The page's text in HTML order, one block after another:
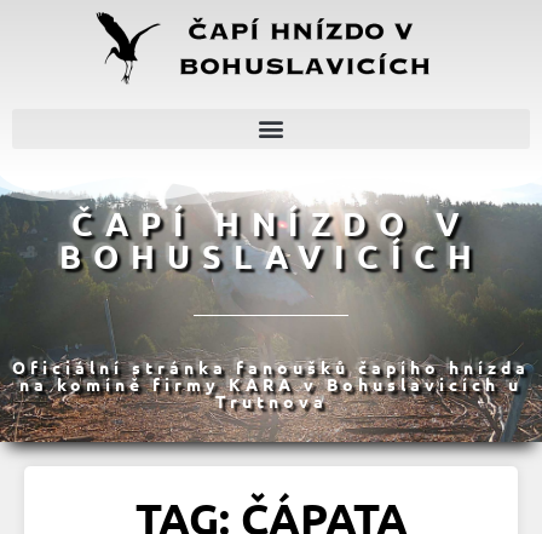
ČAPÍ HNÍZDO V
BOHUSLAVICÍCH
Oficiální stránka fanoušků čapího hnízda
na komíně firmy KARA v Bohuslavicích u
Trutnova
TAG: ČÁPATA